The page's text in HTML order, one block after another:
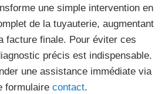
une simple intervention en
de la tuyauterie, augmentant
facture finale. Pour éviter ces
précis est indispensable.
une assistance immédiate via
formulaire contact.